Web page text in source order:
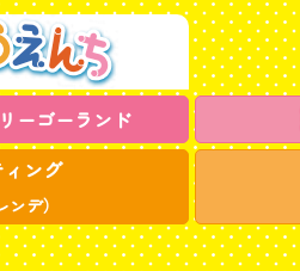
ーゴーランド
ング
ンデ）